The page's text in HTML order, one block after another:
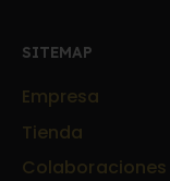
SITEMAP
Empresa
Tienda
Colaboraciones